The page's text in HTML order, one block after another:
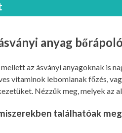
anyag
mellett az ásványi anyagoknak is
vitaminok lebomlanak főzés,
Nézzük meg, melyek az
találhatóak